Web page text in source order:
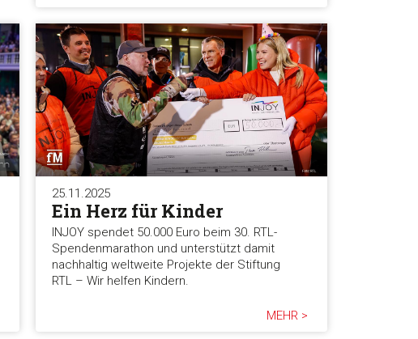
25.11.2025
Ein Herz für Kinder
INJOY spendet 50.000 Euro beim 30. RTL-
Spendenmarathon und unterstützt damit
nachhaltig weltweite Projekte der Stiftung
RTL – Wir helfen Kindern.
MEHR >